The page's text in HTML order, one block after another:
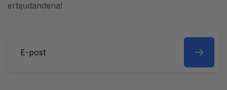
erbjudandena!